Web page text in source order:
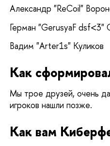
Александр "ReCoil"
Герман "GerusyaF dsf<3"
Вадим "Arter1s" Куликов
Как
Мы трое друзей, очень
игроков нашли позже.
Как вам